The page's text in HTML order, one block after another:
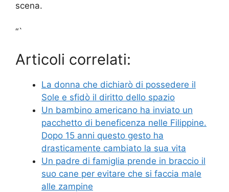
scena.
“`
Articoli correlati:
La donna che dichiarò di possedere il
Sole e sfidò il diritto dello spazio
Un bambino americano ha inviato un
pacchetto di beneficenza nelle Filippine.
Dopo 15 anni questo gesto ha
drasticamente cambiato la sua vita
Un padre di famiglia prende in braccio il
suo cane per evitare che si faccia male
alle zampine